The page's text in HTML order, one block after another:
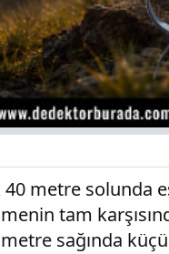
metre solunda
tam
sağında